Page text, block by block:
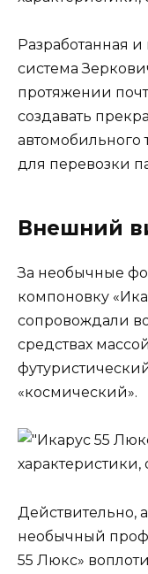
Разработанная
система
протяжении
создавать
автомобильного
для перевозки
Внешний
За необычные
компоновку
сопровождали
средствах
«космический».
Действительно,
необычный
55 Люкс»